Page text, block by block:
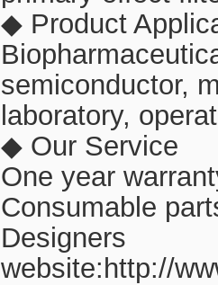
◆ Product
semiconductor,
laboratory,
◆ Our Service
One year
Consumable
Designers
website:http://